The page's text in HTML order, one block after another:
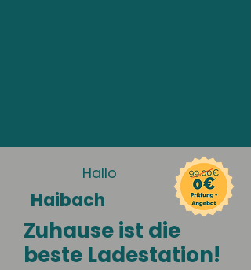
Hallo
Haibach
Zuhause ist die
beste Ladestation!